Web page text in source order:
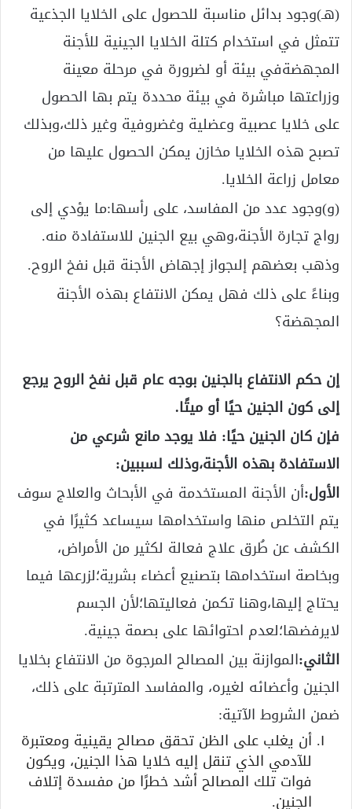
(هـ)وجود بدائل مناسبة للحصول على الخلايا الجذعية
تتمثل في استخدام كتلة الخلايا الجينية للأجنة
المجهضةفي بيئة أو لضرورة في مرحلة معينة
وزراعتها مباشرة في بيئة محددة يتم بها الحصول
على خلايا عصبية وعضلية وغضروفية وغير ذلك،وبذلك
تصبح هذه الخلايا مخازن يمكن الحصول عليها من
معامل زراعة الخلايا.
(و)وجود عدد من المفاسد، على رأسها:ما يؤدي إلى
رواج تجارة الأجنة،وهي بيع الجنين للاستفادة منه.
وذهب بعضهم إلىجواز إجهاض الأجنة قبل نفخ الروح.
وبناءً على ذلك فهل يمكن الانتفاع بهذه الأجنة
المجهضة؟
إن حكم الانتفاع بالجنين بوجه عام قبل نفخ الروح يرجع
إلى كون الجنين حيًا أو ميتًا.
فإن كان الجنين حيًا: فلا يوجد مانع شرعي من
الاستفادة بهذه الأجنة،وذلك لسببين:
الأول:أن الأجنة المستخدمة في الأبحاث والعلاج سوف
يتم التخلص منها واستخدامها سيساعد كثيرًا في
الكشف عن طُرق علاج فعالة لكثير من الأمراض،
وبخاصة استخدامها بتصنيع أعضاء بشرية؛لزرعها فيما
يحتاج إليها،وهنا تكمن فعاليتها؛لأن الجسم
لايرفضها؛لعدم احتوائها على بصمة جينية.
الثاني:الموازنة بين المصالح المرجوة من الانتفاع بخلايا
الجنين وأعضائه لغيره، والمفاسد المترتبة على ذلك،
ضمن الشروط الآتية:
أن يغلب على الظن تحقق مصالح يقينية ومعتبرة
للآدمي الذي تنقل إليه خلايا هذا الجنين، ويكون
فوات تلك المصالح أشد خطرًا من مفسدة إتلاف
الجنين.